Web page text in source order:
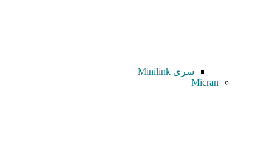
سری Minilink
Micran